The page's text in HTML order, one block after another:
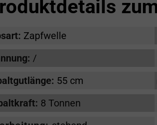
Zapfwelle
/
55 cm
8 Tonnen